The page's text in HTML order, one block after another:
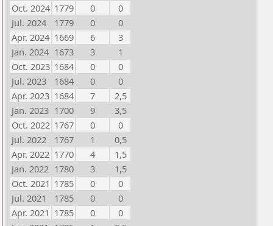
Oct. 2024 1779 0
0
Jul. 2024
1779 0
0
Apr. 2024 1669 6
3
Jan. 2024 1673 3
1
Oct. 2023 1684 0
0
Jul. 2023
1684 0
0
Apr. 2023 1684 7
2,5
Jan. 2023 1700 9
3,5
Oct. 2022 1767 0
0
Jul. 2022
1767 1
0,5
Apr. 2022 1770 4
1,5
Jan. 2022 1780 3
1,5
Oct. 2021 1785 0
0
Jul. 2021
1785 0
0
Apr. 2021 1785 0
0